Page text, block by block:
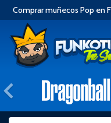
Comprar muñecos Pop en
Anterior